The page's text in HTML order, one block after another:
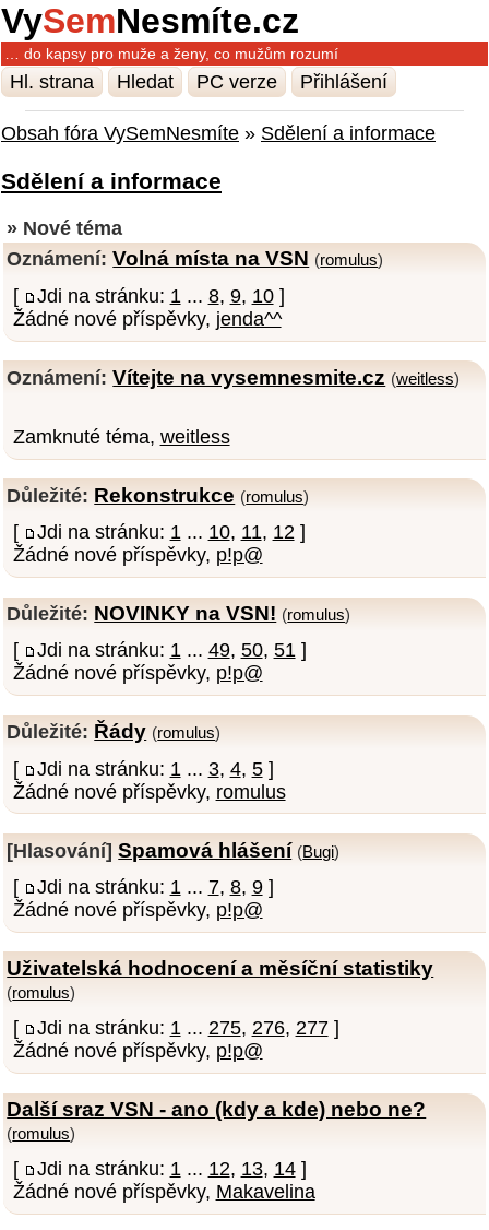
VySemNesmíte.cz
… do kapsy pro muže a ženy, co mužům rozumí
Hl. strana Hledat PC verze Přihlášení
Obsah fóra VySemNesmíte » Sdělení a informace
Sdělení a informace
» Nové téma
Oznámení: Volná místa na VSN (romulus)
[ Jdi na stránku: 1 ... 8, 9, 10]
Žádné nové příspěvky, jenda^^
Oznámení: Vítejte na vysemnesmite.cz (weitless)
Zamknuté téma, weitless
Důležité: Rekonstrukce (romulus)
[ Jdi na stránku: 1... 10, 11, 12]
Žádné nové příspěvky, p!p@
Důležité: NOVINKY na VSN! (romulus)
[ Jdi na stránku: 1... 49, 50, 51]
Žádné nové příspěvky, p!p@
Důležité: Řády (romulus)
[ Jdi na stránku: 1 ... 3, 4, 5]
Žádné nové příspěvky, romulus
[Hlasování] Spamová hlášení (Bugi)
[ Jdi na stránku: 1 ... 7, 8, 9]
Žádné nové příspěvky, p!p@
Uživatelská hodnocení a měsíční statistiky
(romulus)
[ Jdi na stránku: 1... 275, 276, 277]
Žádné nové příspěvky, p!p@
Další sraz VSN - ano (kdy a kde) nebo ne?
(romulus)
[ Jdi na stránku: 1... 12, 13, 14]
Žádné nové příspěvky, Makavelina